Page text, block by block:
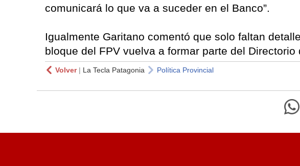
comunicará lo que va a suceder en el Banco”.
Igualmente Garitano comentó que solo faltan
bloque del FPV vuelva a formar parte del Directorio
Volver| La Tecla Patagonia Política Provincial